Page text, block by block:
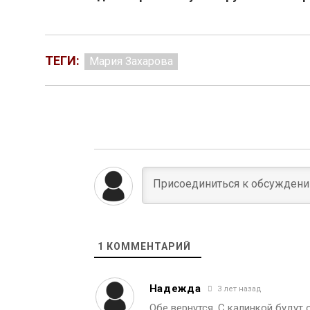
ТЕГИ: Мария Захарова
1 КОММЕНТАРИЙ
Надежда 3 лет назад